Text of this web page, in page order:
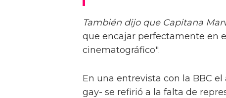
También dijo que Capitana
que encajar perfectamente en
cinematográfico".
En una entrevista con la BBC
gay- se refirió a la falta de